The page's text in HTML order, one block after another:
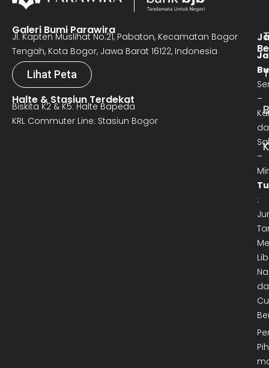
Galeri Bumi Parawira
Jl. Kapten Muslihat No.21, Pabaton, Kecamatan Bogor
Tengah, Kota Bogor, Jawa Barat 16122, Indonesia
Lihat Peta
Halte & Stasiun Terdekat
Biskita K2 & K5: Halte Bapeda
KRL Commuter Line: Stasiun Bogor
–
–
: